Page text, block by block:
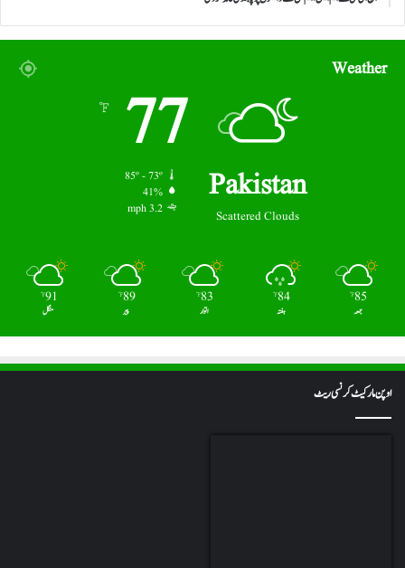
Weather
Pakistan
Scattered Clouds
77
℉
85º - 73º
41%
3.2 mph
85
℉
جمعہ
84
℉
ہفتہ
83
℉
اتوار
89
℉
پیر
91
℉
منگل
اوپن مارکیٹ کرنسی ریٹ